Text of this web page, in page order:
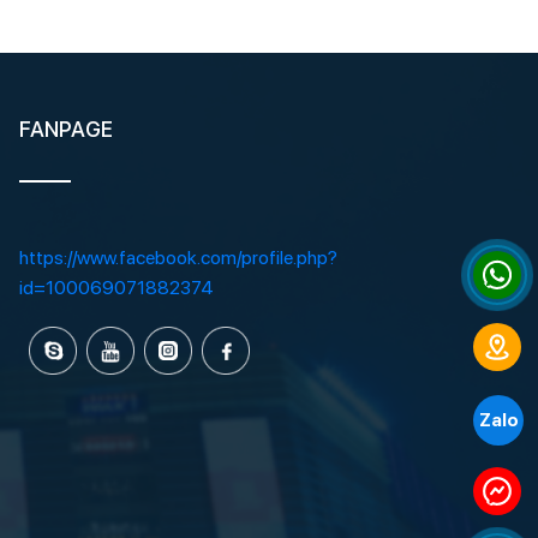
FANPAGE
https://www.facebook.com/profile.php?
id=100069071882374
Zalo